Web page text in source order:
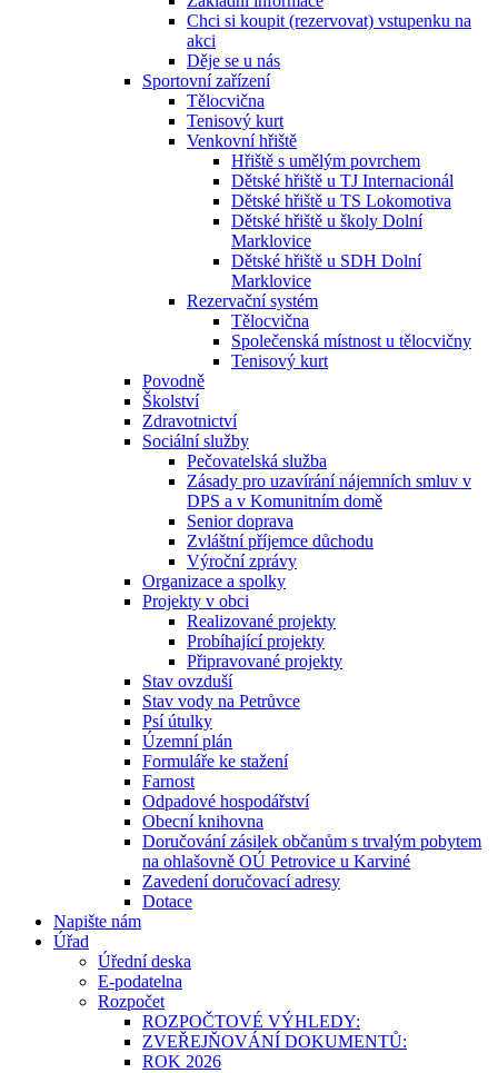
Chci si koupit (rezervovat) vstupenku na
akci
Děje se u nás
Sportovní zařízení
Tělocvična
Tenisový kurt
Venkovní hřiště
Hřiště s umělým povrchem
Dětské hřiště u TJ Internacionál
Dětské hřiště u TS Lokomotiva
Dětské hřiště u školy Dolní
Marklovice
Dětské hřiště u SDH Dolní
Marklovice
Rezervační systém
Tělocvična
Společenská místnost u tělocvičny
Tenisový kurt
Povodně
Školství
Zdravotnictví
Sociální služby
Pečovatelská služba
Zásady pro uzavírání nájemních smluv v
DPS a v Komunitním domě
Senior doprava
Zvláštní příjemce důchodu
Výroční zprávy
Organizace a spolky
Projekty v obci
Realizované projekty
Probíhající projekty
Připravované projekty
Stav ovzduší
Stav vody na Petrůvce
Psí útulky
Územní plán
Formuláře ke stažení
Farnost
Odpadové hospodářství
Obecní knihovna
Doručování zásilek občanům s trvalým pobytem
na ohlašovně OÚ Petrovice u Karviné
Zavedení doručovací adresy
Dotace
Napište nám
Úřad
Úřední deska
E-podatelna
Rozpočet
ROZPOČTOVÉ VÝHLEDY:
ZVEŘEJŇOVÁNÍ DOKUMENTŮ:
ROK 2026